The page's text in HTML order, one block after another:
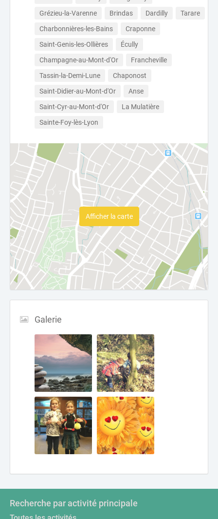
Grézieu-la-Varenne
Brindas Dardilly
Tarare
Charbonnières-les-Bains
Craponne
Saint-Genis-les-Ollières
Écully
Champagne-au-Mont-d'Or
Francheville
Tassin-la-Demi-Lune
Chaponost
Saint-Didier-au-Mont-d'Or
Anse
Saint-Cyr-au-Mont-d'Or
La Mulatière
Sainte-Foy-lès-Lyon
Afficher la carte
Galerie
Recherche par activité principale